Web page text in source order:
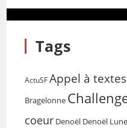
Tags
ActuSF Appel à textes
Bragelonne
coeur Denoël Denoël